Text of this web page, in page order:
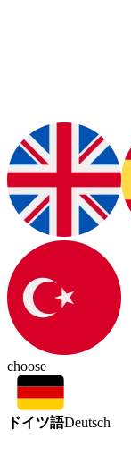
choose
ドイツ語Deutsch